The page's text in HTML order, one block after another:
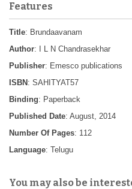
Features
Title: Brundaavanam
Author: I L N Chandrasekhar
Publisher: Emesco publications
ISBN : SAHITYAT57
Binding: Paperback
Published Date: August, 2014
Number Of Pages: 112
Language: Telugu
You may also be